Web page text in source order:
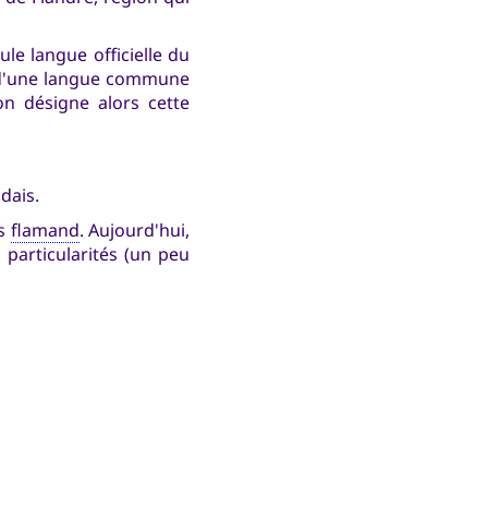
langue officielle du
langue commune
désigne alors cette
flamand. Aujourd'hui,
particularités (un peu